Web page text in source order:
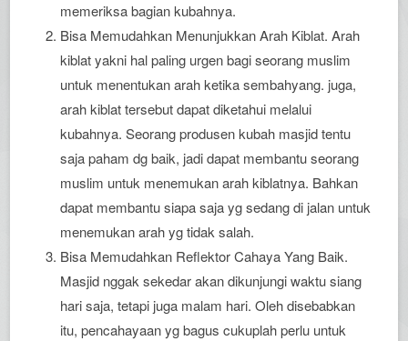
memeriksa bagian kubahnya.
Bisa Memudahkan Menunjukkan Arah Kiblat. Arah
kiblat yakni hal paling urgen bagi seorang muslim
untuk menentukan arah ketika sembahyang. juga,
arah kiblat tersebut dapat diketahui melalui
kubahnya. Seorang produsen kubah masjid tentu
saja paham dg baik, jadi dapat membantu seorang
muslim untuk menemukan arah kiblatnya. Bahkan
dapat membantu siapa saja yg sedang di jalan untuk
menemukan arah yg tidak salah.
Bisa Memudahkan Reflektor Cahaya Yang Baik.
Masjid nggak sekedar akan dikunjungi waktu siang
hari saja, tetapi juga malam hari. Oleh disebabkan
itu, pencahayaan yg bagus cukuplah perlu untuk